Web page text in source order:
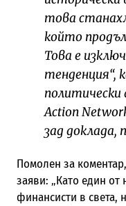
това
който
Това е
тенденция“,
политически
Action
зад доклада,
Помолен за
заяви: „Като един от
финансисти в света,